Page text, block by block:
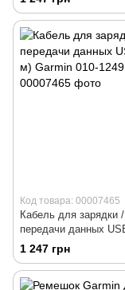
Код товара: 00007465
Кабель для зарядки /
передачи данных
Garmin 010-12491-01
1 247 грн